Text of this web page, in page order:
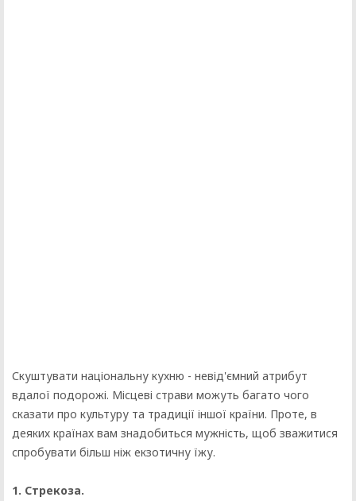
Скуштувати національну кухню - невід'ємний атрибут
вдалої подорожі. Місцеві страви можуть багато чого
сказати про культуру та традиції іншої країни. Проте, в
деяких країнах вам знадобиться мужність, щоб зважитися
спробувати більш ніж екзотичну їжу.
1. Стрекоза.